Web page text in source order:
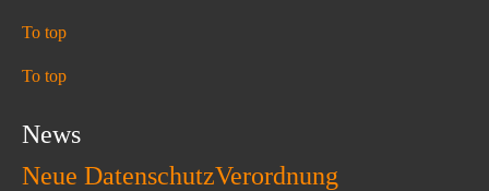
To top
To top
News
Neue DatenschutzVerordnung